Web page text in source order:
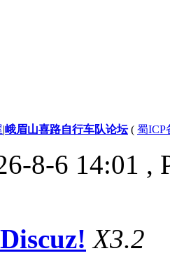
|峨眉山喜路自行车队论坛( 蜀ICP
8-6 14:01 ,
Discuz! X3.2